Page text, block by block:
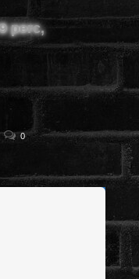
2026 Az oldal nem tárol
külső forrásból származik |
perc,
0